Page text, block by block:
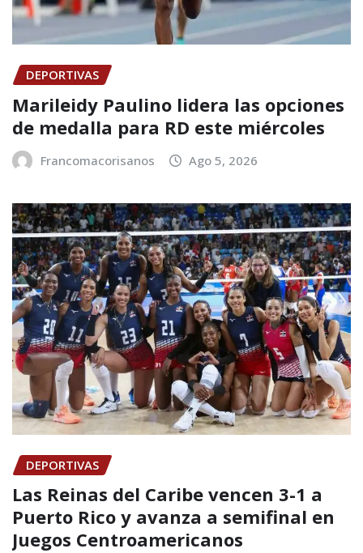
DEPORTIVAS
Marileidy Paulino lidera las opciones
de medalla para RD este miércoles
Francomacorisanos Ago 5, 2026
DEPORTIVAS
Las Reinas del Caribe vencen 3-1 a
Puerto Rico y avanza a semifinal en
Juegos Centroamericanos